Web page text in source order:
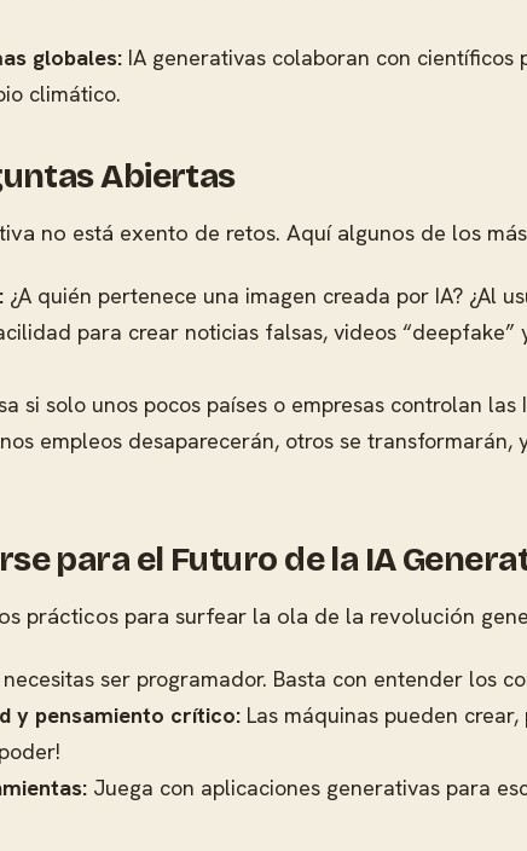
globales: IA generativas colaboran con
climático.
Abiertas
no está exento de retos. Aquí algunos de los
¿A quién pertenece una imagen creada por IA? ¿Al
para crear noticias falsas, videos
si solo unos pocos países o empresas controlan
empleos desaparecerán, otros se
para el Futuro de la IA
prácticos para surfear la ola de la revolución
necesitas ser programador. Basta con entender los
y pensamiento crítico: Las máquinas pueden
Juega con aplicaciones generativas para